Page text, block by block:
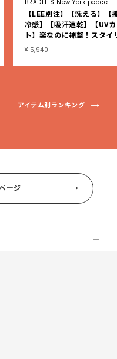
BRADELIS New York peace
【LEE別注】【洗える】【
冷感】【吸汗速乾】【UV
ト】楽なのに補整！スタイ
シュ綿混ブラキャミ
¥ 5,940
アイテム別ランキング
ージ